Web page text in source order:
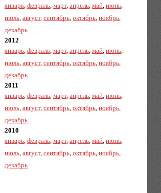
январь,февраль,март,апрель,май,июнь,
июль,август,сентябрь,октябрь,ноябрь,
декабрь
2012
январь,февраль,март,апрель,май,июнь,
июль,август,сентябрь,октябрь,ноябрь,
декабрь
2011
январь,февраль,март,апрель,май,июнь,
июль,август,сентябрь,октябрь,ноябрь,
декабрь
2010
январь,февраль,март,апрель,май,июнь,
июль,август,сентябрь,октябрь,ноябрь,
декабрь